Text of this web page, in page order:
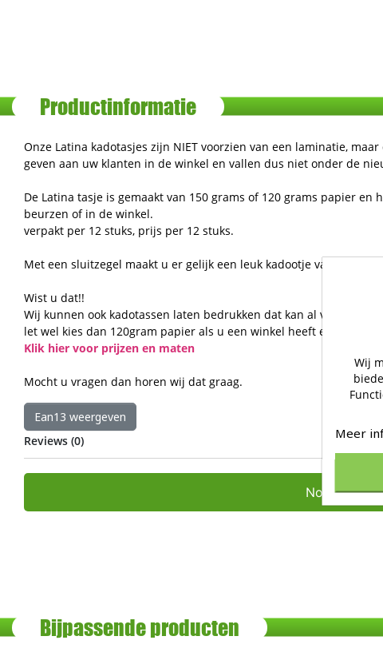
Productinformatie
Onze Latina kadotasjes zijn NIET voorzien van een laminatie,
geven aan uw klanten in de winkel en vallen dus niet onder de
De Latina tasje is gemaakt van 150 grams of 120 grams papier
beurzen of in de winkel.
verpakt per 12 stuks, prijs per 12 stuks.
Met een sluitzegel maakt u er gelijk een leuk kadootje van
Wist u dat!!
Wij kunnen ook kadotassen laten bedrukken dat kan al vanaf 500
let wel kies dan 120gram papier als u een winkel heeft en u wilt
Klik hier voor prijzen en maten
Mocht u vragen dan horen wij dat graag.
Ean13 weergeven
Reviews (0)
Nog geen
Bijpassende producten
Wij
Meer